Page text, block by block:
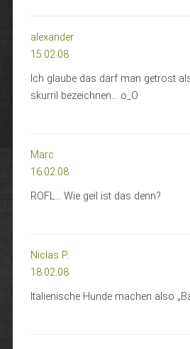
alexander
15.02.08
Ich glaube das darf man getrost
skurril bezeichnen… o_O
Marc
16.02.08
ROFL… Wie geil ist das denn?
Niclas P.
18.02.08
Italienische Hunde machen also